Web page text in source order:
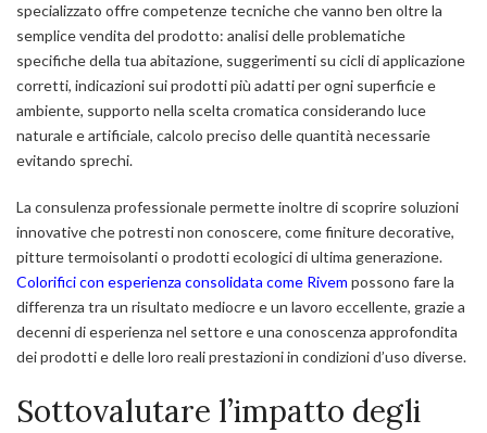
specializzato offre competenze tecniche che vanno ben oltre la
semplice vendita del prodotto: analisi delle problematiche
specifiche della tua abitazione, suggerimenti su cicli di applicazione
corretti, indicazioni sui prodotti più adatti per ogni superficie e
ambiente, supporto nella scelta cromatica considerando luce
naturale e artificiale, calcolo preciso delle quantità necessarie
evitando sprechi.
La consulenza professionale permette inoltre di scoprire soluzioni
innovative che potresti non conoscere, come finiture decorative,
pitture termoisolanti o prodotti ecologici di ultima generazione.
Colorifici con esperienza consolidata come Rivem possono fare la
differenza tra un risultato mediocre e un lavoro eccellente, grazie a
decenni di esperienza nel settore e una conoscenza approfondita
dei prodotti e delle loro reali prestazioni in condizioni d’uso diverse.
Sottovalutare l’impatto degli